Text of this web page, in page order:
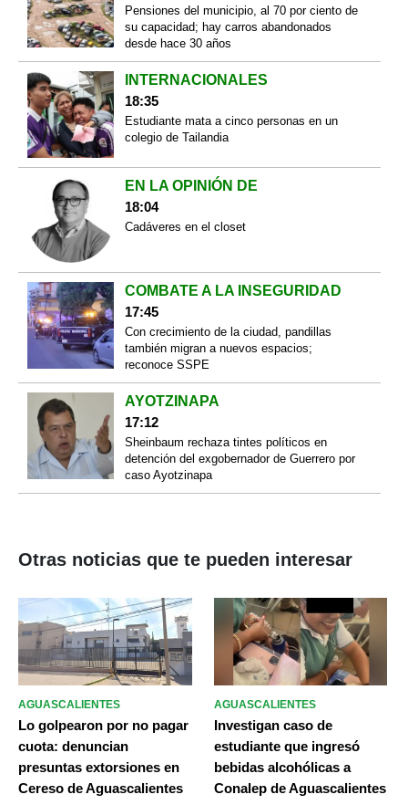
Pensiones del municipio, al 70 por ciento de
su capacidad; hay carros abandonados
desde hace 30 años
INTERNACIONALES
18:35
Estudiante mata a cinco personas en un
colegio de Tailandia
EN LA OPINIÓN DE
18:04
Cadáveres en el closet
COMBATE A LA INSEGURIDAD
17:45
Con crecimiento de la ciudad, pandillas
también migran a nuevos espacios;
reconoce SSPE
AYOTZINAPA
17:12
Sheinbaum rechaza tintes políticos en
detención del exgobernador de Guerrero por
caso Ayotzinapa
Otras noticias que te pueden interesar
AGUASCALIENTES
Lo golpearon por no pagar
cuota: denuncian
presuntas extorsiones en
Cereso de Aguascalientes
AGUASCALIENTES
Investigan caso de
estudiante que ingresó
bebidas alcohólicas a
Conalep de Aguascalientes